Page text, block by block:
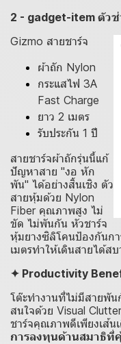
2 - gadget-item ตัว
Gizmo สายชาร์จ
ผ้าถัก Nylon
กระแสไฟ 3A
Fast Charge
ยาว 2 เมตร
รับประกัน 1 ปี
สายชาร์จผ้าถักรุ่นนี้แก้
ปัญหาสาย "งอ หัก
พัน" ได้อย่างสิ้นเชิง ตัว
สายหุ้มด้วย Nylon
Fiber คุณภาพสูง ไม่
ขัด ไม่พันกัน หัวชาร์จ
หุ้มยางซิลิโคนป้องกันก
เมตรทำให้เดินสายได้
✦ Productivity
โต๊ะทำงานที่ไม่มีสายพั
สนใจด้วย Visual
ชาร์จคุณภาพดีเพียงเส้น
การลงทุนด้านสมาธิที่